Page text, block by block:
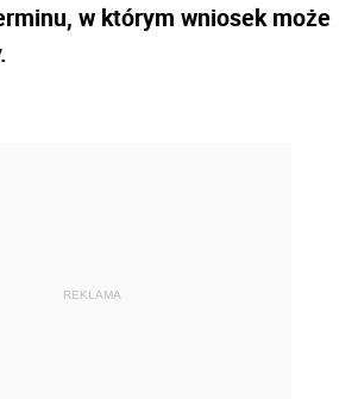
w którym wniosek może
REKLAMA